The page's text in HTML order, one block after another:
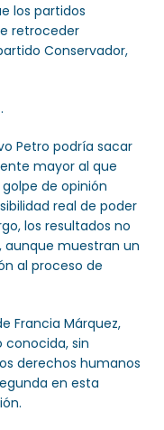
los partidos
retroceder
Conservador,
Petro podría sacar
mayor al que
de opinión
real de poder
los resultados no
aunque muestran un
al proceso de
Francia Márquez,
sin
derechos humanos
en esta